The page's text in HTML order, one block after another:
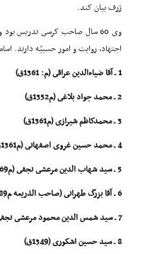
ژرف بیان کند.
وى 60 سال صاحب کرسى تدریس
اجتهاد، روایت و امور حسبیّه دارند.
1 ـ آقا ضیاءالدین عراقى (م: 1361ق)
2 ـ محمد جواد بلاغى (م1352ق)
3 ـ محمدکاظم شیرازى (م1361ق)
4 ـ محمد حسین غروى اصفهانى (م1361ق)
5 ـ سید شهاب الدین مرعشى نجفى (م1369ق)
6 ـ آقا بزرگ طهرانى (صاحب الذریعه م1389ق)
7 ـ سید شمس الدین محمود مرعشى نجفى
8 ـ سید حسین اشکورى (1349ق)